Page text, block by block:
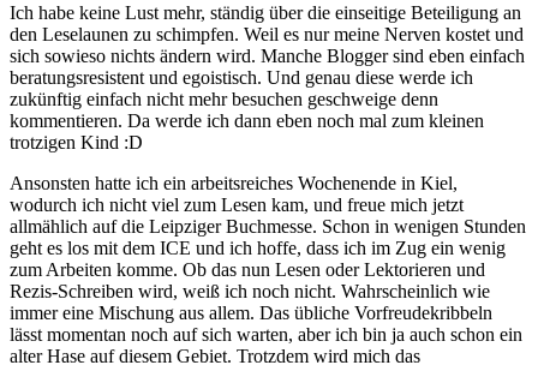
Ich habe keine Lust mehr, ständig über die einseitige Beteiligung an
den Leselaunen zu schimpfen. Weil es nur meine Nerven kostet und
sich sowieso nichts ändern wird. Manche Blogger sind eben einfach
beratungsresistent und egoistisch. Und genau diese werde ich
zukünftig einfach nicht mehr besuchen geschweige denn
kommentieren. Da werde ich dann eben noch mal zum kleinen
trotzigen Kind :D
Ansonsten hatte ich ein arbeitsreiches Wochenende in Kiel,
wodurch ich nicht viel zum Lesen kam, und freue mich jetzt
allmählich auf die Leipziger Buchmesse. Schon in wenigen Stunden
geht es los mit dem ICE und ich hoffe, dass ich im Zug ein wenig
zum Arbeiten komme. Ob das nun Lesen oder Lektorieren und
Rezis-Schreiben wird, weiß ich noch nicht. Wahrscheinlich wie
immer eine Mischung aus allem. Das übliche Vorfreudekribbeln
lässt momentan noch auf sich warten, aber ich bin ja auch schon ein
alter Hase auf diesem Gebiet. Trotzdem wird mich das